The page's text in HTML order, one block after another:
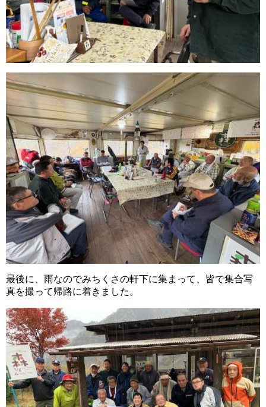
最後に、雨なのでみちくさの軒下に集まって、皆で集合写
真を撮って帰路に着きました。